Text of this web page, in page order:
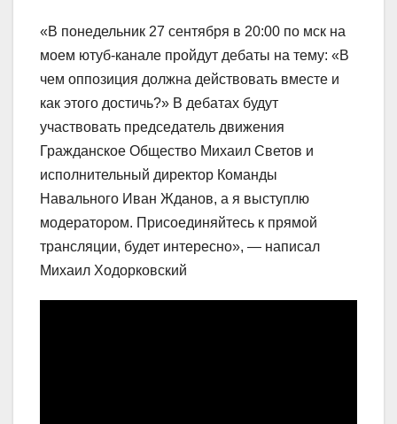
«В понедельник 27 сентября в 20:00 по мск на
моем ютуб-канале пройдут дебаты на тему: «В
чем оппозиция должна действовать вместе и
как этого достичь?» В дебатах будут
участвовать председатель движения
Гражданское Общество Михаил Светов и
исполнительный директор Команды
Навального Иван Жданов, а я выступлю
модератором. Присоединяйтесь к прямой
трансляции, будет интересно», — написал
Михаил Ходорковский